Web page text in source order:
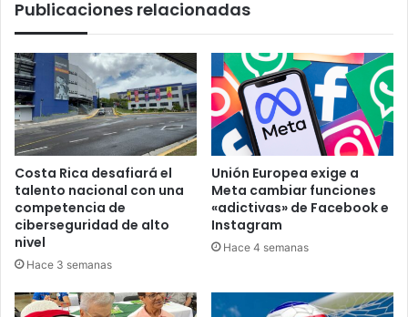
Publicaciones relacionadas
Costa Rica desafiará el
talento nacional con una
competencia de
ciberseguridad de alto
nivel
Hace 3 semanas
Unión Europea exige a
Meta cambiar funciones
«adictivas» de Facebook e
Instagram
Hace 4 semanas